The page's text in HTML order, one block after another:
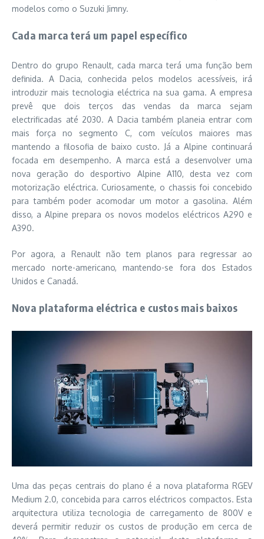
modelos como o Suzuki Jimny.
Cada marca terá um papel específico
Dentro do grupo Renault, cada marca terá uma função bem
definida. A Dacia, conhecida pelos modelos acessíveis, irá
introduzir mais tecnologia eléctrica na sua gama. A empresa
prevê que dois terços das vendas da marca sejam
electrificadas até 2030. A Dacia também planeia entrar com
mais força no segmento C, com veículos maiores mas
mantendo a filosofia de baixo custo. Já a Alpine continuará
focada em desempenho. A marca está a desenvolver uma
nova geração do desportivo Alpine A110, desta vez com
motorização eléctrica. Curiosamente, o chassis foi concebido
para também poder acomodar um motor a gasolina. Além
disso, a Alpine prepara os novos modelos eléctricos A290 e
A390.
Por agora, a Renault não tem planos para regressar ao
mercado norte-americano, mantendo-se fora dos Estados
Unidos e Canadá.
Nova plataforma eléctrica e custos mais baixos
Uma das peças centrais do plano é a nova plataforma RGEV
Medium 2.0, concebida para carros eléctricos compactos. Esta
arquitectura utiliza tecnologia de carregamento de 800V e
deverá permitir reduzir os custos de produção em cerca de